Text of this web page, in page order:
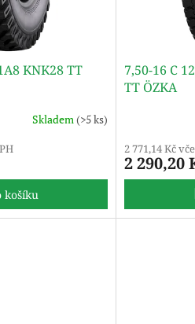
KNK28 TT
Skladem(>5 ks)
košíku
7,50-16 C
TT ÖZKA
2 771,14 Kč
2 290,20